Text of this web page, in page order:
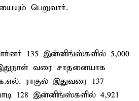
பெறுவார்.
135 இன்னிங்ஸ்களில் 5,000
வரை சாதனையாக
ராகுல் இதுவரை 137
128 இன்னிங்ஸ்களில் 4,921